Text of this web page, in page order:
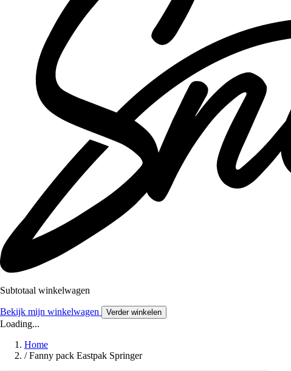
Subtotaal winkelwagen
Bekijk mijn winkelwagen Verder winkelen
Loading...
Home
/ Fanny pack Eastpak Springer